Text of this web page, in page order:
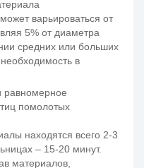
варьироваться от
5% от диаметра
средних или больших
в
равномерное
помолотых
находятся всего 2-3
– 15-20 минут.
материалов,